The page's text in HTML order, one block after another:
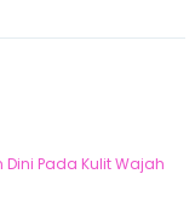
Pada Kulit Wajah